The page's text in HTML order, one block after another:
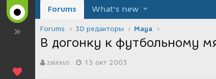
Forums What's new
Forums 3D редакторы Maya
В догонку к футбольному
в
zalexus
а
13 окт 2003